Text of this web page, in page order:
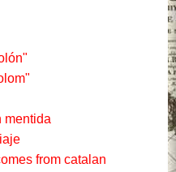
mentida
from catalan